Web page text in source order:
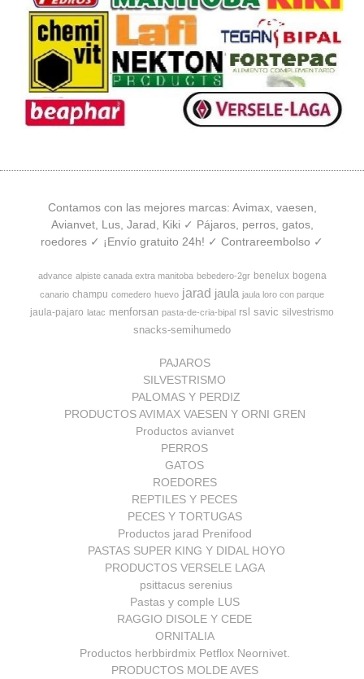
Contamos con las mejores marcas: Avimax, vaesen,
Avianvet, Lus, Jarad, Kiki ✓ Pájaros, perros, gatos,
roedores ✓ ¡Envío gratuito 24h! ✓ Contrareembolso ✓
advance alpiste canada extra manitoba bebedero-2gr benelux bogena
canario champu comedero huevo jarad jaula jaula loro con parque
jaula-pajaro latac menforsan pasta-de-cria-bipal rsl savic silvestrismo
snacks-semihumedo
PAJAROS
SILVESTRISMO
PALOMAS Y PERDIZ
PRODUCTOS AVIMAX VAESEN Y ORNI GREN
Productos avianvet
PERROS
GATOS
ROEDORES
REPTILES Y PECES
PECES Y TORTUGAS
Productos jarad Prenifood
PASTAS SUPER KING Y DIDAL HOYO
PRODUCTOS VERSELE LAGA
psittacus serenius
Pastas y comple LUS
RAGGIO DISOLE Y CEDE
ORNITALIA
Productos herbbirdmix Petflox Neornivet.
PRODUCTOS MOLDE AVES